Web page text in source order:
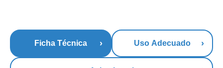
Ficha Técnica Uso Adecuado